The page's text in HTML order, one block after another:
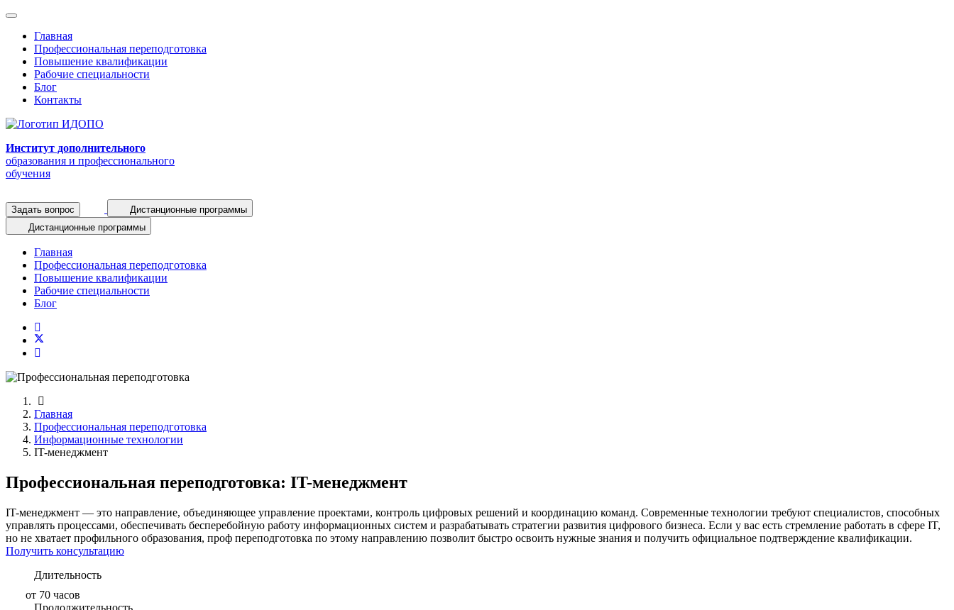
Главная
Профессиональная переподготовка
Повышение квалификации
Рабочие специальности
Блог
Контакты
Институт дополнительного
образования и профессионального
обучения
Задать вопрос
Дистанционные программы
Дистанционные программы
Главная
Профессиональная переподготовка
Повышение квалификации
Рабочие специальности
Блог
Главная
Профессиональная переподготовка
Информационные технологии
IT-менеджмент
Профессиональная переподготовка: IT-менеджмент
IT-менеджмент — это направление, объединяющее управление проектами, контроль цифровых решений и координацию команд. Современные технологии требуют специалистов, способных
управлять процессами, обеспечивать бесперебойную работу информационных систем и разрабатывать стратегии развития цифрового бизнеса. Если у вас есть стремление работать в сфере IT,
но не хватает профильного образования, проф переподготовка по этому направлению позволит быстро освоить нужные знания и получить официальное подтверждение квалификации.
Получить консультацию
Длительность
от 70 часов
Продолжительность